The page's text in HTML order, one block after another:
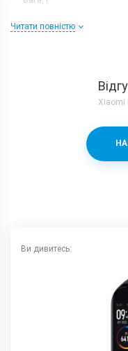
Характеристики та
змінити без
Читати повністю
Xiaomi
Ви дивитесь: